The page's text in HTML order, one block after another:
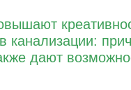
канализации:
дают